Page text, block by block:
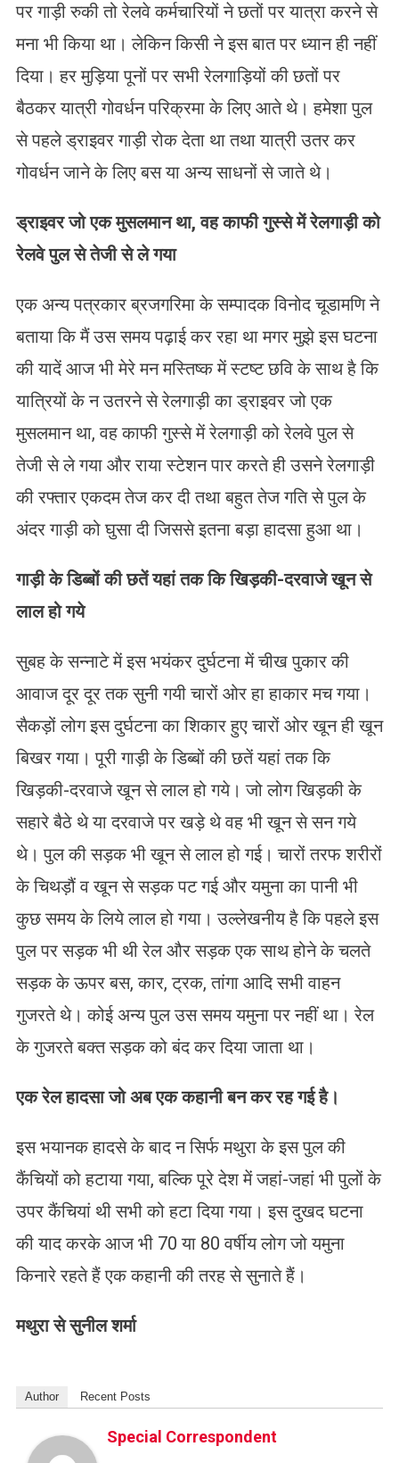
पर गाड़ी रुकी तो रेलवे कर्मचारियों ने छतों पर यात्रा करने से
मना भी किया था। लेकिन किसी ने इस बात पर ध्यान ही नहीं
दिया। हर मुड़िया पूनों पर सभी रेलगाड़ियों की छतों पर
बैठकर यात्री गोवर्धन परिक्रमा के लिए आते थे। हमेशा पुल
से पहले ड्राइवर गाड़ी रोक देता था तथा यात्री उतर कर
गोवर्धन जाने के लिए बस या अन्य साधनों से जाते थे।
ड्राइवर जो एक मुसलमान था,वह काफी गुस्से में रेलगाड़ी को
रेलवे पुल से तेजी से ले गया
एक अन्य पत्रकार ब्रजगरिमा के सम्पादक विनोद चूडामणि ने
बताया कि मैं उस समय पढ़ाई कर रहा था मगर मुझे इस घटना
की यादें आज भी मेरे मन मस्तिष्क में स्टष्ट छवि के साथ है कि
यात्रियों के न उतरने से रेलगाड़ी का ड्राइवर जो एक
मुसलमान था, वह काफी गुस्से में रेलगाड़ी को रेलवे पुल से
तेजी से ले गया और राया स्टेशन पार करते ही उसने रेलगाड़ी
की रफ्तार एकदम तेज कर दी तथा बहुत तेज गति से पुल के
अंदर गाड़ी को घुसा दी जिससे इतना बड़ा हादसा हुआ था।
गाड़ी के डिब्बों की छतें यहां तक कि खिड़की-दरवाजे खून से
लाल हो गये
सुबह के सन्नाटे में इस भयंकर दुर्घटना में चीख पुकार की
आवाज दूर दूर तक सुनी गयी चारों ओर हा हाकार मच गया।
सैकड़ों लोग इस दुर्घटना का शिकार हुए चारों ओर खून ही खून
बिखर गया। पूरी गाड़ी के डिब्बों की छतें यहां तक कि
खिड़की-दरवाजे खून से लाल हो गये। जो लोग खिड़की के
सहारे बैठे थे या दरवाजे पर खड़े थे वह भी खून से सन गये
थे। पुल की सड़क भी खून से लाल हो गई। चारों तरफ शरीरों
के चिथड़ौं व खून से सड़क पट गई और यमुना का पानी भी
कुछ समय के लिये लाल हो गया। उल्लेखनीय है कि पहले इस
पुल पर सड़क भी थी रेल और सड़क एक साथ होने के चलते
सड़क के ऊपर बस, कार, ट्रक, तांगा आदि सभी वाहन
गुजरते थे। कोई अन्य पुल उस समय यमुना पर नहीं था। रेल
के गुजरते बक्त सड़क को बंद कर दिया जाता था।
एक रेल हादसा जो अब एक कहानी बन कर रह गई है।
इस भयानक हादसे के बाद न सिर्फ मथुरा के इस पुल की
कैंचियों को हटाया गया, बल्कि पूरे देश में जहां-जहां भी पुलों के
उपर कैंचियां थी सभी को हटा दिया गया। इस दुखद घटना
की याद करके आज भी 70 या 80 वर्षीय लोग जो यमुना
किनारे रहते हैं एक कहानी की तरह से सुनाते हैं।
मथुरा से सुनील शर्मा
Author Recent Posts
Special Correspondent